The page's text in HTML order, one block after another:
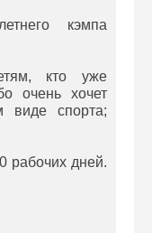
кэмпа
кто уже
очень хочет
виде спорта;
рабочих дней.